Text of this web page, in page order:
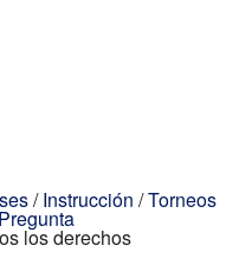
/Instrucción /Torneos
Pregunta
los derechos